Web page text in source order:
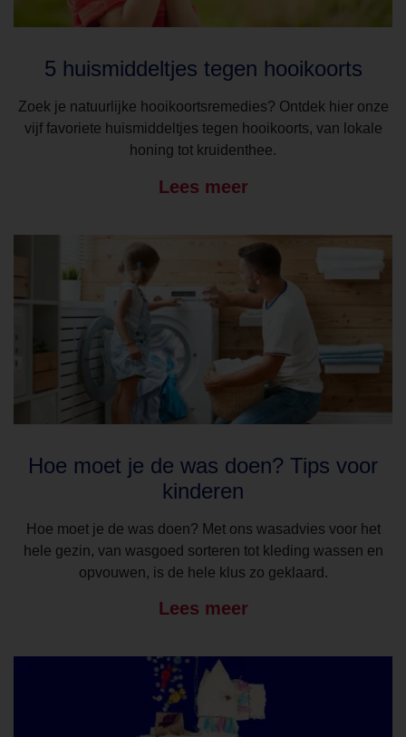
5 huismiddeltjes tegen hooikoorts
Zoek je natuurlijke hooikoortsremedies? Ontdek hier onze
vijf favoriete huismiddeltjes tegen hooikoorts, van lokale
honing tot kruidenthee.
Lees meer
Hoe moet je de was doen? Tips voor
kinderen
Hoe moet je de was doen? Met ons wasadvies voor het
hele gezin, van wasgoed sorteren tot kleding wassen en
opvouwen, is de hele klus zo geklaard.
Lees meer